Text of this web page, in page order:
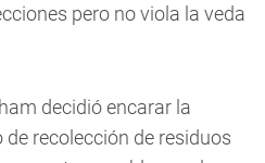
pero no viola la veda
decidió encarar la
recolección de residuos